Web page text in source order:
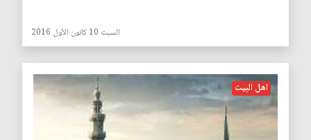
السبت 10 كانون الأول 2016
اهل البيت